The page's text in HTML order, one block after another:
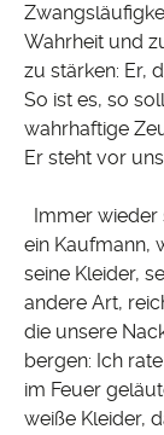
Wahrheit und
zu stärken: Er,
So ist es, so
wahrhaftige
Er steht vor
Immer wieder
ein Kaufmann,
seine Kleider,
andere Art,
die unsere
bergen: Ich
im Feuer
weiße Kleider,